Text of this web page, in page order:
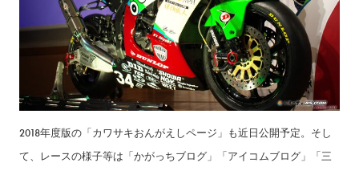
2018年度版の「カワサキおんがえしページ」も近日公開予定。そし
て、レースの様子等は「かがっちブログ」「アイコムブログ」「三